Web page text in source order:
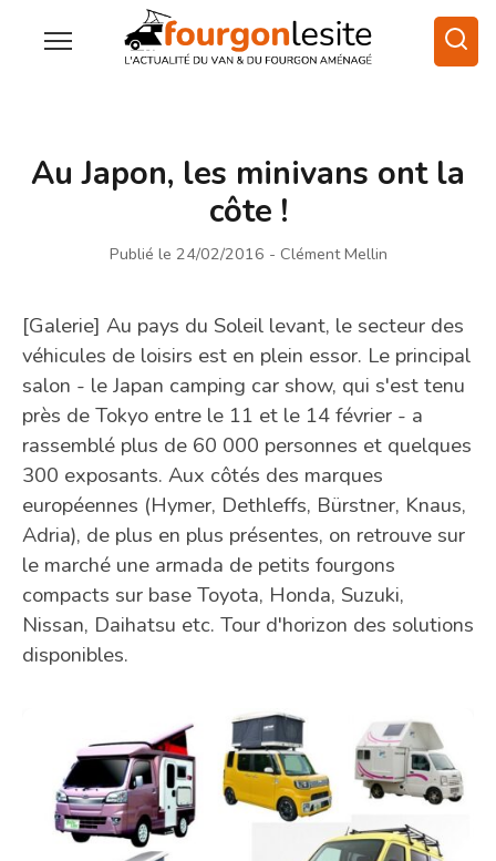
Au Japon, les minivans ont la
côte !
Publié le 24/02/2016 - Clément Mellin
[Galerie] Au pays du Soleil levant, le secteur des
véhicules de loisirs est en plein essor. Le principal
salon - le Japan camping car show, qui s'est tenu
près de Tokyo entre le 11 et le 14 février - a
rassemblé plus de 60 000 personnes et quelques
300 exposants. Aux côtés des marques
européennes (Hymer, Dethleffs, Bürstner, Knaus,
Adria), de plus en plus présentes, on retrouve sur
le marché une armada de petits fourgons
compacts sur base Toyota, Honda, Suzuki,
Nissan, Daihatsu etc. Tour d'horizon des solutions
disponibles.